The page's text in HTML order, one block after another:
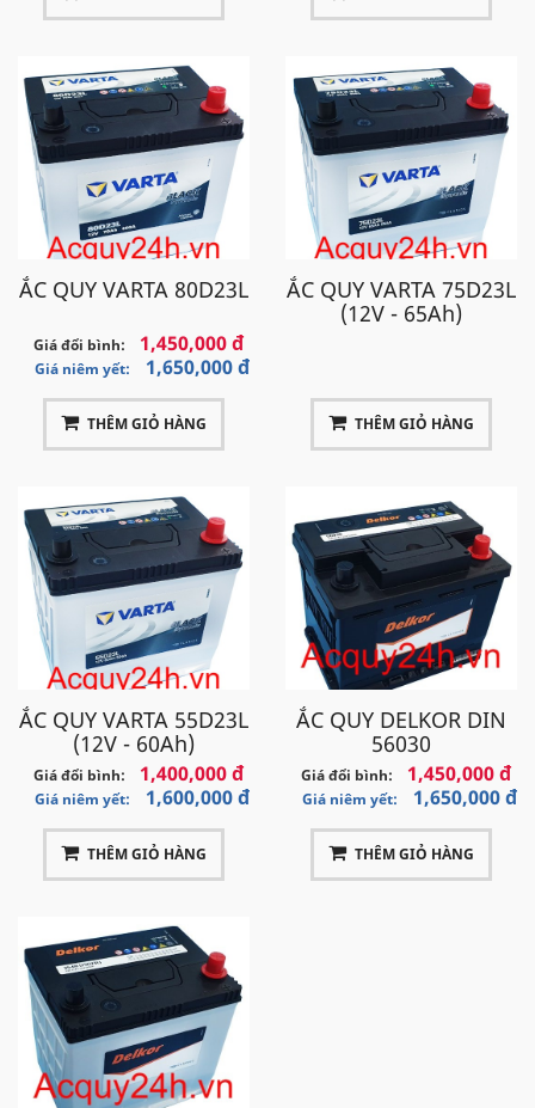
ẮC QUY VARTA 80D23L
Giá đổi bình: 1,450,000 đ
Giá niêm yết: 1,650,000 đ
THÊM GIỎ HÀNG
ẮC QUY VARTA 75D23L
(12V - 65Ah)
THÊM GIỎ HÀNG
ẮC QUY VARTA 55D23L
(12V - 60Ah)
Giá đổi bình: 1,400,000 đ
Giá niêm yết: 1,600,000 đ
THÊM GIỎ HÀNG
ẮC QUY DELKOR DIN
56030
Giá đổi bình: 1,450,000 đ
Giá niêm yết: 1,650,000 đ
THÊM GIỎ HÀNG